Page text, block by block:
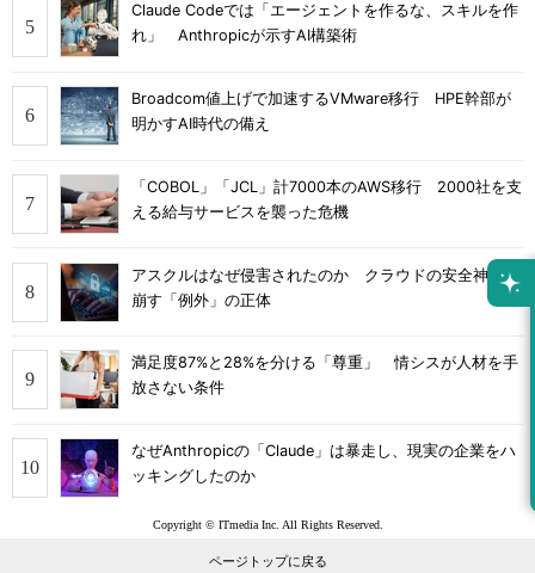
Claude Codeでは「エージェントを作るな、スキルを作
れ」 Anthropicが示すAI構築術
Broadcom値上げで加速するVMware移行 HPE幹部が
明かすAI時代の備え
「COBOL」「JCL」計7000本のAWS移行 2000社を支
える給与サービスを襲った危機
アスクルはなぜ侵害されたのか クラウドの安全神話を
崩す「例外」の正体
満足度87%と28%を分ける「尊重」 情シスが人材を手
放さない条件
なぜAnthropicの「Claude」は暴走し、現実の企業をハ
ッキングしたのか
Copyright © ITmedia Inc. All Rights Reserved.
ページトップに戻る